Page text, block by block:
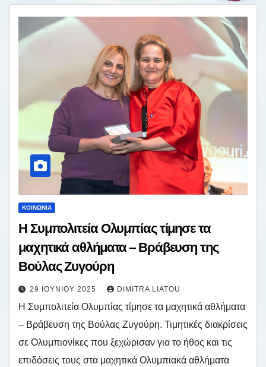
ΚΟΙΝΩΝΊΑ
Η Συμπολιτεία Ολυμπίας τίμησε τα
μαχητικά αθλήματα – Βράβευση της
Βούλας Ζυγούρη
29 ΙΟΥΝΊΟΥ 2025 DIMITRA LIATOU
Η Συμπολιτεία Ολυμπίας τίμησε τα μαχητικά αθλήματα
– Βράβευση της Βούλας Ζυγούρη. Τιμητικές διακρίσεις
σε Ολυμπιονίκες που ξεχώρισαν για το ήθος και τις
επιδόσεις τους στα μαχητικά Ολυμπιακά αθλήματα